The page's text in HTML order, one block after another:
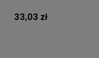
33,03 zł